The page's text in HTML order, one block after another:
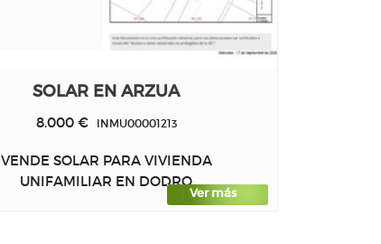
SOLAR EN ARZUA
8.000 €INMU00001213
VENDE SOLAR PARA VIVIENDA
UNIFAMILIAR EN DODRO
Ver más